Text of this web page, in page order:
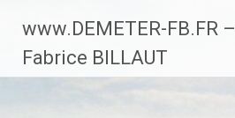
contenu
principal
www.DEMETER-FB.FR –
Fabrice BILLAUT